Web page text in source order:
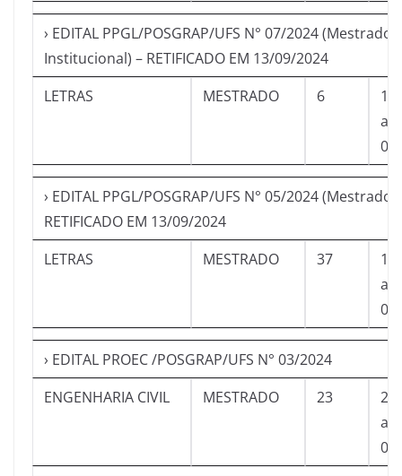
› EDITAL PPGL/POSGRAP/UFS N° 07/2024 (Mestrado
Institucional) – RETIFICADO EM 13/09/2024
LETRAS
MESTRADO 6
a
› EDITAL PPGL/POSGRAP/UFS N° 05/2024 (Mestrado)
RETIFICADO EM 13/09/2024
LETRAS
MESTRADO 37
a
› EDITAL PROEC /POSGRAP/UFS N° 03/2024
ENGENHARIA CIVIL
MESTRADO 23
a